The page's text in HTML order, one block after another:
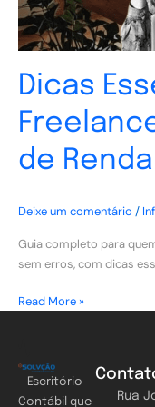
Dicas
de
Deixe um comentário /
Guia completo para
sem erros, com dicas
Read More »
Escritório
Contábil que
Rua